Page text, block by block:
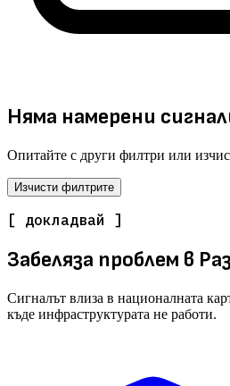
Няма намерени
Опитайте с други филтри или
Изчисти филтрите
[ докладвай ]
Забеляза проблем в
Сигналът влиза в националната
къде инфраструктурата не работи.